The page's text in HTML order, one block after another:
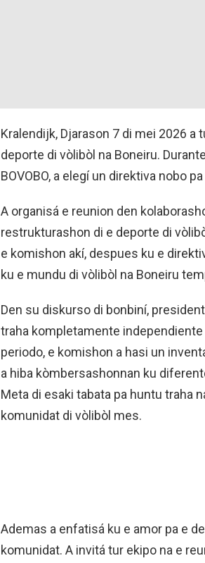
Kralendijk, Djarason 7 di mei 2026
deporte di vòlibòl na Boneiru.
BOVOBO, a elegí un direktiva nobo
A organisá e reunion den
restrukturashon di e deporte di
e komishon akí, despues ku e
ku e mundu di vòlibòl na Boneiru
Den su diskurso di bonbiní,
traha kompletamente
periodo, e komishon a hasi un
a hiba kòmbersashonnan ku
Meta di esaki tabata pa huntu traha
komunidat di vòlibòl mes.
Ademas a enfatisá ku e amor pa e
komunidat. A invitá tur ekipo na e